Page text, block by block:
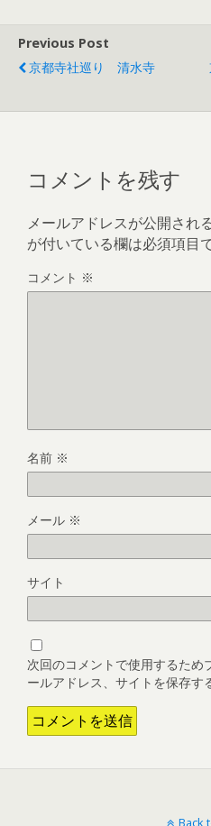
Previous Post
京都寺社巡り 清水寺
コメントを残す
メールアドレスが公開され
が付いている欄は必須項目
コメント ※
名前 ※
メール ※
サイト
次回のコメントで使用するため
ールアドレス、サイトを保存す
Back